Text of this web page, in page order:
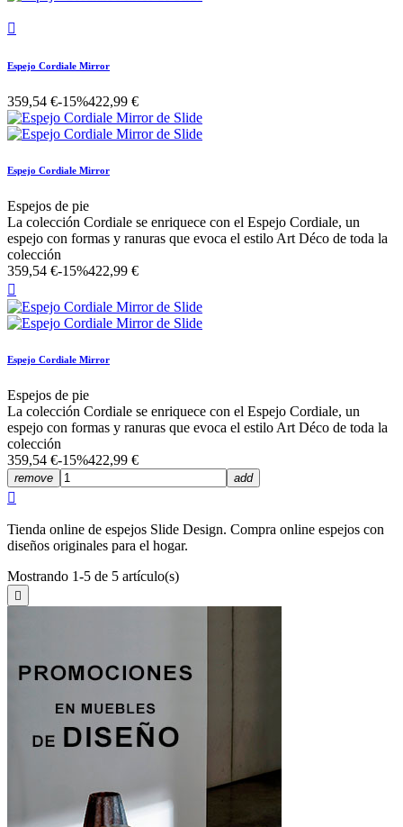

Espejo Cordiale Mirror
359,54 €-15%422,99 €
Espejo Cordiale Mirror
Espejos de pie
La colección Cordiale se enriquece con el Espejo Cordiale, un
espejo con formas y ranuras que evoca el estilo Art Déco de toda la
colección
359,54 €-15%422,99 €

Espejo Cordiale Mirror
Espejos de pie
La colección Cordiale se enriquece con el Espejo Cordiale, un
espejo con formas y ranuras que evoca el estilo Art Déco de toda la
colección
359,54 €-15%422,99 €
remove add

Tienda online de espejos Slide Design. Compra online espejos con
diseños originales para el hogar.
Mostrando 1-5 de 5 artículo(s)
